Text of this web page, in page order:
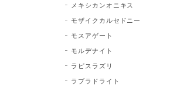
メキシカンオニキス
モザイクカルセドニー
モスアゲート
モルデナイト
ラピスラズリ
ラブラドライト